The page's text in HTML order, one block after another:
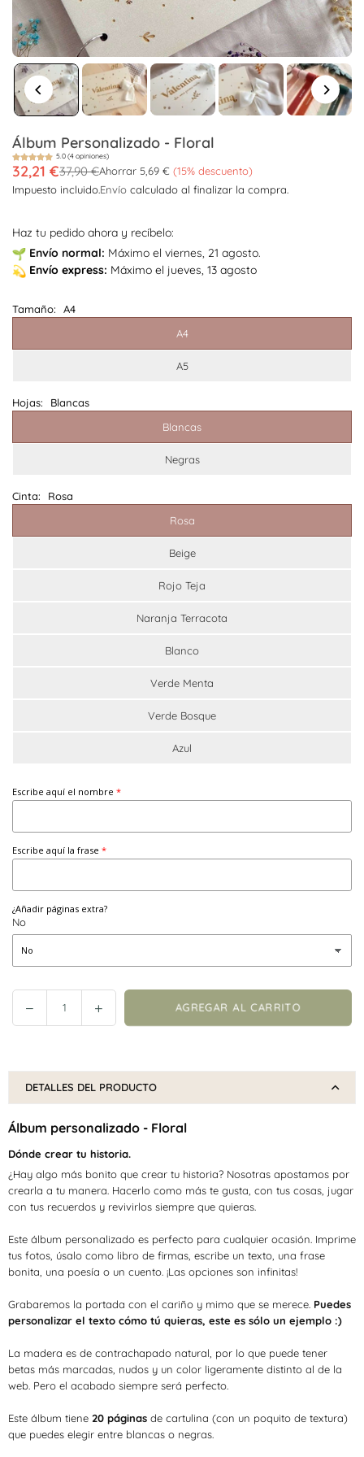
Álbum Personalizado - Floral
5.0 (4 opiniones)
Precio
habitual
32,21 €37,90 €Ahorrar 5,69 € (15% descuento)
Impuesto incluido.Envío calculado al finalizar la compra.
Haz tu pedido ahora y recíbelo:
Envíonormal: Máximo el viernes, 21 agosto.
Envíoexpress: Máximo el jueves, 13 agosto
Tamaño:
A4
A4
A5
Hojas:
Blancas
Blancas
Negras
Cinta:
Rosa
Rosa
Beige
Rojo Teja
Naranja Terracota
Blanco
Verde Menta
Verde Bosque
Azul
Escribe aquí el nombre
Escribe aquí la frase
¿Añadir páginas extra?
No
Reducir
cantidad
Incrementar
cantidad
AGREGAR AL CARRITO
DETALLES DEL PRODUCTO
Álbum personalizado - Floral
Dónde crear tu historia.
¿Hay algo más bonito que crear tu historia? Nosotras apostamos por
crearla a tu manera. Hacerlo como más te gusta, con tus cosas, jugar
con tus recuerdos y revivirlos siempre que quieras.
Este álbum personalizado es perfecto para cualquier ocasión. Imprime
tus fotos, úsalo como libro de firmas, escribe un texto, una frase
bonita, una poesía o un cuento. ¡Las opciones son infinitas!
Grabaremos la portada con el cariño y mimo que se merece. Puedes
personalizar el texto cómo tú quieras, este es sólo un ejemplo :)
La madera es de contrachapado natural, por lo que puede tener
betas más marcadas, nudos y un color ligeramente distinto al de la
web. Pero el acabado siempre será perfecto.
Este álbum tiene 20 páginas de cartulina (con un poquito de textura)
que puedes elegir entre blancas o negras.